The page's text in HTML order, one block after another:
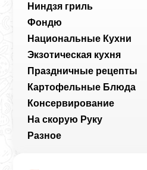
Ниндзя гриль
Фондю
Национальные Кухни
Экзотическая кухня
Праздничные рецепты
Картофельные Блюда
Консервирование
На скорую Руку
Разное